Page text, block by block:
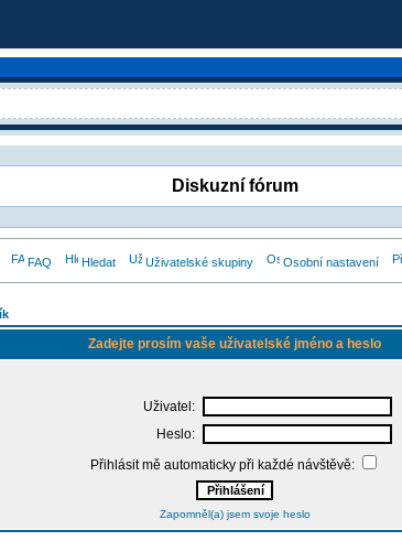
Diskuzní fórum
FAQ Hledat Uživatelské skupiny Osobní nastavení
Zadejte prosím vaše uživatelské jméno a heslo
Uživatel:
Heslo:
Přihlásit mě automaticky při každé návštěvě:
Zapomněl(a) jsem svoje heslo